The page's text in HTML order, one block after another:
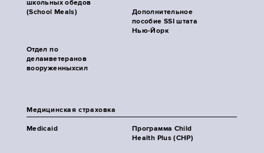
школьных обедов
(School Meals)
Дополнительное
пособие SSI штата
Нью-Йорк
Отдел по
деламветеранов
вооруженныхсил
Медицинская страховка
Medicaid
Программа Child
Health Plus (CHP)